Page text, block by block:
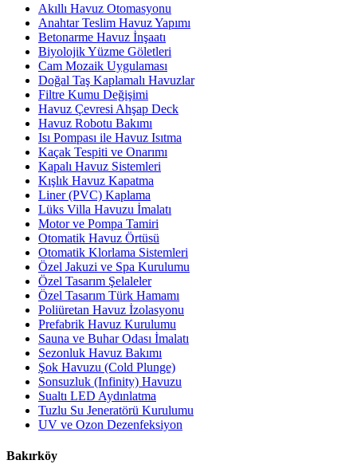
Akıllı Havuz Otomasyonu
Anahtar Teslim Havuz Yapımı
Betonarme Havuz İnşaatı
Biyolojik Yüzme Göletleri
Cam Mozaik Uygulaması
Doğal Taş Kaplamalı Havuzlar
Filtre Kumu Değişimi
Havuz Çevresi Ahşap Deck
Havuz Robotu Bakımı
Isı Pompası ile Havuz Isıtma
Kaçak Tespiti ve Onarımı
Kapalı Havuz Sistemleri
Kışlık Havuz Kapatma
Liner (PVC) Kaplama
Lüks Villa Havuzu İmalatı
Motor ve Pompa Tamiri
Otomatik Havuz Örtüsü
Otomatik Klorlama Sistemleri
Özel Jakuzi ve Spa Kurulumu
Özel Tasarım Şelaleler
Özel Tasarım Türk Hamamı
Poliüretan Havuz İzolasyonu
Prefabrik Havuz Kurulumu
Sauna ve Buhar Odası İmalatı
Sezonluk Havuz Bakımı
Şok Havuzu (Cold Plunge)
Sonsuzluk (Infinity) Havuzu
Sualtı LED Aydınlatma
Tuzlu Su Jeneratörü Kurulumu
UV ve Ozon Dezenfeksiyon
Bakırköy